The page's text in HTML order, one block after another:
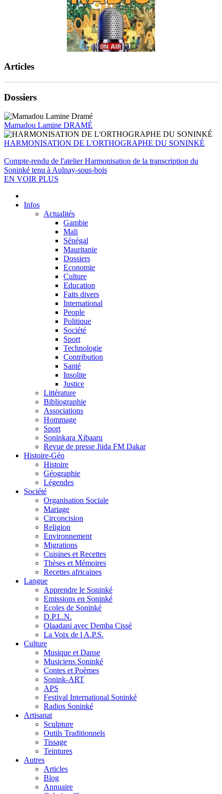
Articles
Dossiers
Mamadou Lamine DRAMÉ
HARMONISATION DE L'ORTHOGRAPHE DU SONINKÉ
Compte-rendu de l'atelier Harmonisation de la transcription du
Soninké tenu à Aulnay-sous-bois
EN VOIR PLUS
Infos
Actualités
Gambie
Mali
Sénégal
Mauritanie
Dossiers
Economie
Culture
Education
Faits divers
International
People
Politique
Société
Sport
Technologie
Contribution
Santé
Insolite
Justice
Littérature
Bibliographie
Associations
Hommage
Sport
Soninkara Xibaaru
Revue de presse Jiida FM Dakar
Histoire-Géo
Histoire
Géographie
Légendes
Société
Organisation Sociale
Mariage
Circoncision
Religion
Environnement
Migrations
Cuisines et Recettes
Thèses et Mémoires
Recettes africaines
Langue
Apprendre le Soninké
Emissions en Soninké
Ecoles de Soninké
D.P.L.N.
Olaadani avec Demba Cissé
La Voix de l A.P.S.
Culture
Musique et Danse
Musiciens Soninké
Contes et Poèmes
Sonink-ART
APS
Festival International Soninké
Radios Soninké
Artisanat
Sculpture
Outils Traditionnels
Tissage
Teintures
Autres
Articles
Blog
Annuaire